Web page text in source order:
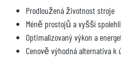
Prodloužená životnost stroje
Méně prostojů a vyšší
Optimalizovaný výkon a
Cenově výhodná alternativa